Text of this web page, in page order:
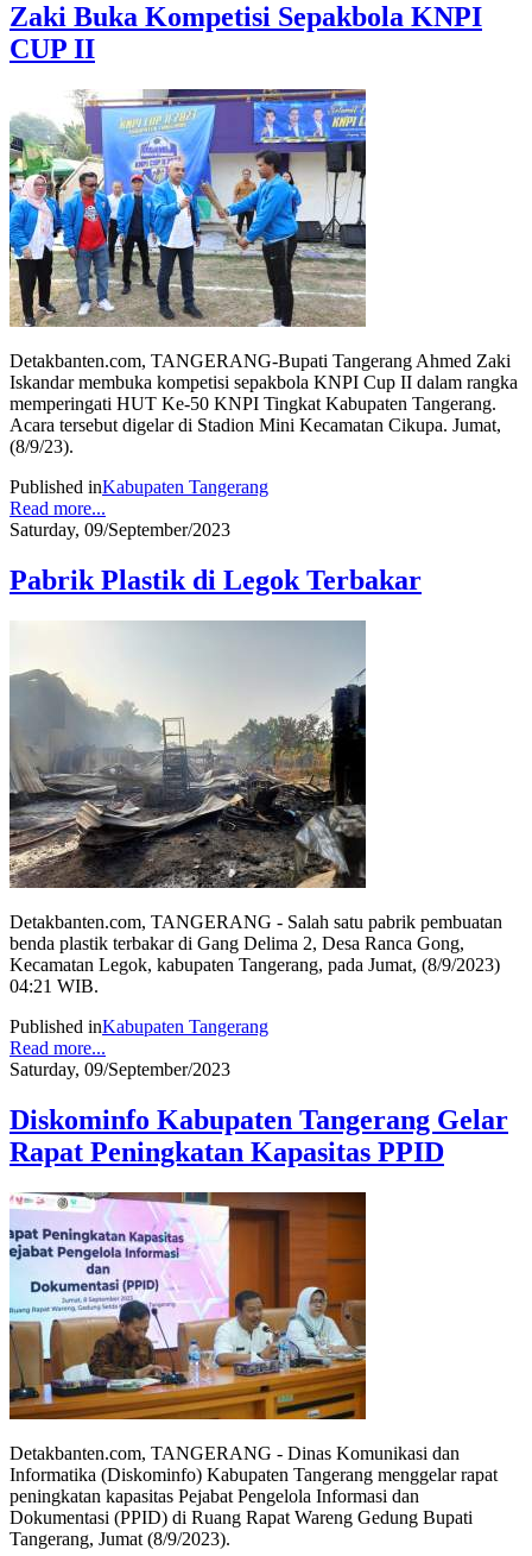
Zaki Buka Kompetisi Sepakbola KNPI
CUP II
Detakbanten.com, TANGERANG-Bupati Tangerang Ahmed Zaki
Iskandar membuka kompetisi sepakbola KNPI Cup II dalam rangka
memperingati HUT Ke-50 KNPI Tingkat Kabupaten Tangerang.
Acara tersebut digelar di Stadion Mini Kecamatan Cikupa. Jumat,
(8/9/23).
Published inKabupaten Tangerang
Read more...
Saturday, 09/September/2023
Pabrik Plastik di Legok Terbakar
Detakbanten.com, TANGERANG - Salah satu pabrik pembuatan
benda plastik terbakar di Gang Delima 2, Desa Ranca Gong,
Kecamatan Legok, kabupaten Tangerang, pada Jumat, (8/9/2023)
04:21 WIB.
Published inKabupaten Tangerang
Read more...
Saturday, 09/September/2023
Diskominfo Kabupaten Tangerang Gelar
Rapat Peningkatan Kapasitas PPID
Detakbanten.com, TANGERANG - Dinas Komunikasi dan
Informatika (Diskominfo) Kabupaten Tangerang menggelar rapat
peningkatan kapasitas Pejabat Pengelola Informasi dan
Dokumentasi (PPID) di Ruang Rapat Wareng Gedung Bupati
Tangerang, Jumat (8/9/2023).